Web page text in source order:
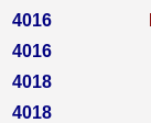
4016
4016
4018
4018